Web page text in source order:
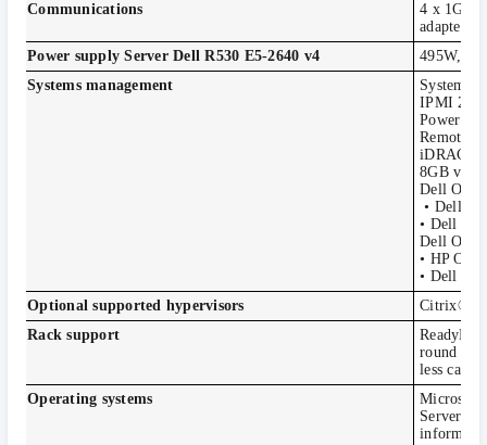
Communications
4 x 1GbE
adapters
Power supply Server Dell R530 E5-2640 v4
495W,
Systems management
Systems
IPMI 2.0
Power
Remote
iDRAC8
8GB
Dell
• Dell
• Dell
Dell
• HP
• Dell
Optional supported hypervisors
Citrix®
Rack support
round
less cable
Operating systems
Microsoft
Server